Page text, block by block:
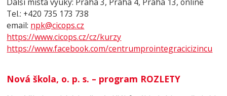
Tel.: +420 735 173 738
email: npk@cicops.cz
https://www.cicops.cz/cz/kurzy
https://www.facebook.com/centrumprointegracicizincu
Nová škola, o. p. s. – program ROZLETY